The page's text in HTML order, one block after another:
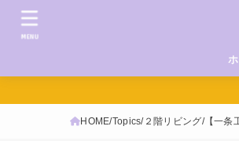
MENU
HOME Topics ２階リビング 【一条